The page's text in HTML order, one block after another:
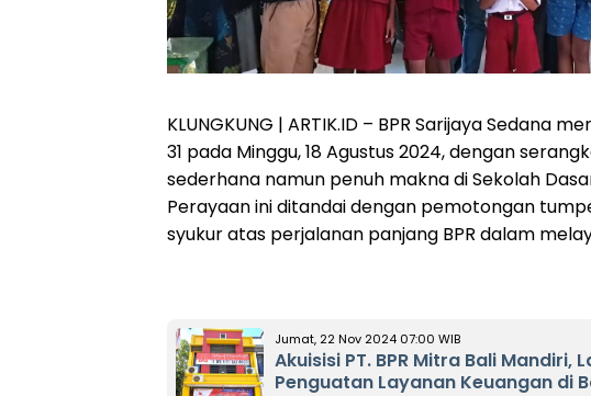
KLUNGKUNG | ARTIK.ID – BPR Sarijaya Sedana
31 pada Minggu, 18 Agustus 2024, dengan
sederhana namun penuh makna di Sekolah
Perayaan ini ditandai dengan pemotongan
syukur atas perjalanan panjang BPR dalam
Jumat, 22 Nov 2024 07:00 WIB
Akuisisi PT. BPR Mitra Bali Mandiri,
Penguatan Layanan Keuangan di